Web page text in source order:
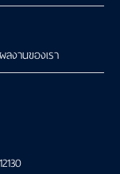
ผลงานของเรา